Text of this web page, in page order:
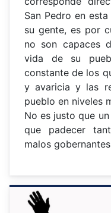
San Pedro en
su gente, es por
no son capaces
vida de su
constante de los
y avaricia y las
pueblo en niveles
No es justo que
que padecer
malos